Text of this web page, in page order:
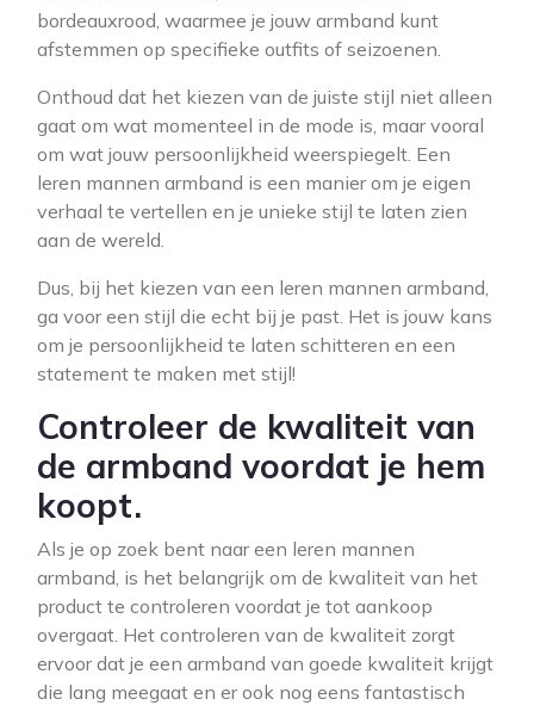
bordeauxrood, waarmee je jouw armband kunt
afstemmen op specifieke outfits of seizoenen.
Onthoud dat het kiezen van de juiste stijl niet alleen
gaat om wat momenteel in de mode is, maar vooral
om wat jouw persoonlijkheid weerspiegelt. Een
leren mannen armband is een manier om je eigen
verhaal te vertellen en je unieke stijl te laten zien
aan de wereld.
Dus, bij het kiezen van een leren mannen armband,
ga voor een stijl die echt bij je past. Het is jouw kans
om je persoonlijkheid te laten schitteren en een
statement te maken met stijl!
Controleer de kwaliteit van
de armband voordat je hem
koopt.
Als je op zoek bent naar een leren mannen
armband, is het belangrijk om de kwaliteit van het
product te controleren voordat je tot aankoop
overgaat. Het controleren van de kwaliteit zorgt
ervoor dat je een armband van goede kwaliteit krijgt
die lang meegaat en er ook nog eens fantastisch